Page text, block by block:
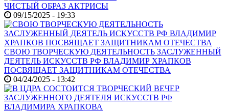
ЧИСТЫЙ ОБРАЗ АКТРИСЫ
09/15/2025 - 19:33
СВОЮ ТВОРЧЕСКУЮ ДЕЯТЕЛЬНОСТЬ ЗАСЛУЖЕННЫЙ
ДЕЯТЕЛЬ ИСКУССТВ РФ ВЛАДИМИР ХРАПКОВ
ПОСВЯЩАЕТ ЗАЩИТНИКАМ ОТЕЧЕСТВА
04/24/2025 - 13:42